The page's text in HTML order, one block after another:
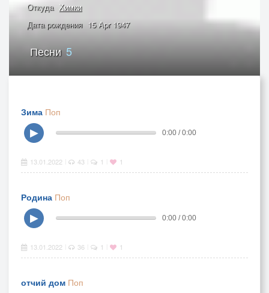
Откуда Химки
Дата рождения 15 Apr 1947
Песни 5
Зима Поп
▶
0:00 / 0:00
13.01.2022 43 1 1
Родина Поп
▶
0:00 / 0:00
13.01.2022 36 1 1
отчий дом Поп